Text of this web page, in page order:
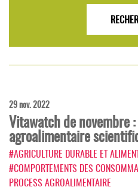
29 nov. 2022
Vitawatch de novembre
agroalimentaire
#AGRICULTURE DURABLE ET
#COMPORTEMENTS DES
PROCESS AGROALIMENTAIRE